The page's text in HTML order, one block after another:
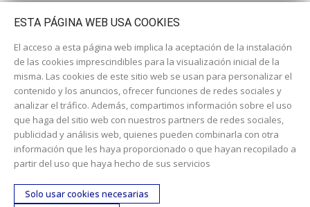
Dirección:c/ Cercedilla nº 14, 28925 Alcorcón
Email:contacta aquí
ESTA PÁGINA WEB USA COOKIES
El acceso a esta página web implica la aceptación de la instalación
de las cookies imprescindibles para la visualización inicial de la
misma. Las cookies de este sitio web se usan para personalizar el
contenido y los anuncios, ofrecer funciones de redes sociales y
analizar el tráfico. Además, compartimos información sobre el uso
que haga del sitio web con nuestros partners de redes sociales,
publicidad y análisis web, quienes pueden combinarla con otra
información que les haya proporcionado o que hayan recopilado a
partir del uso que haya hecho de sus servicios
Solo usar cookies necesarias